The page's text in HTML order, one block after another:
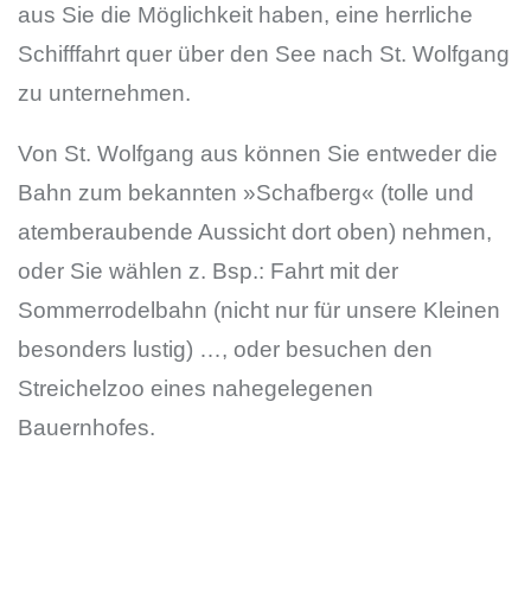
aus Sie die Möglichkeit haben, eine herrliche
Schifffahrt quer über den See nach St. Wolfgang
zu unternehmen.
Von St. Wolfgang aus können Sie entweder die
Bahn zum bekannten »Schafberg« (tolle und
atemberaubende Aussicht dort oben) nehmen,
oder Sie wählen z. Bsp.: Fahrt mit der
Sommerrodelbahn (nicht nur für unsere Kleinen
besonders lustig) …, oder besuchen den
Streichelzoo eines nahegelegenen
Bauernhofes.